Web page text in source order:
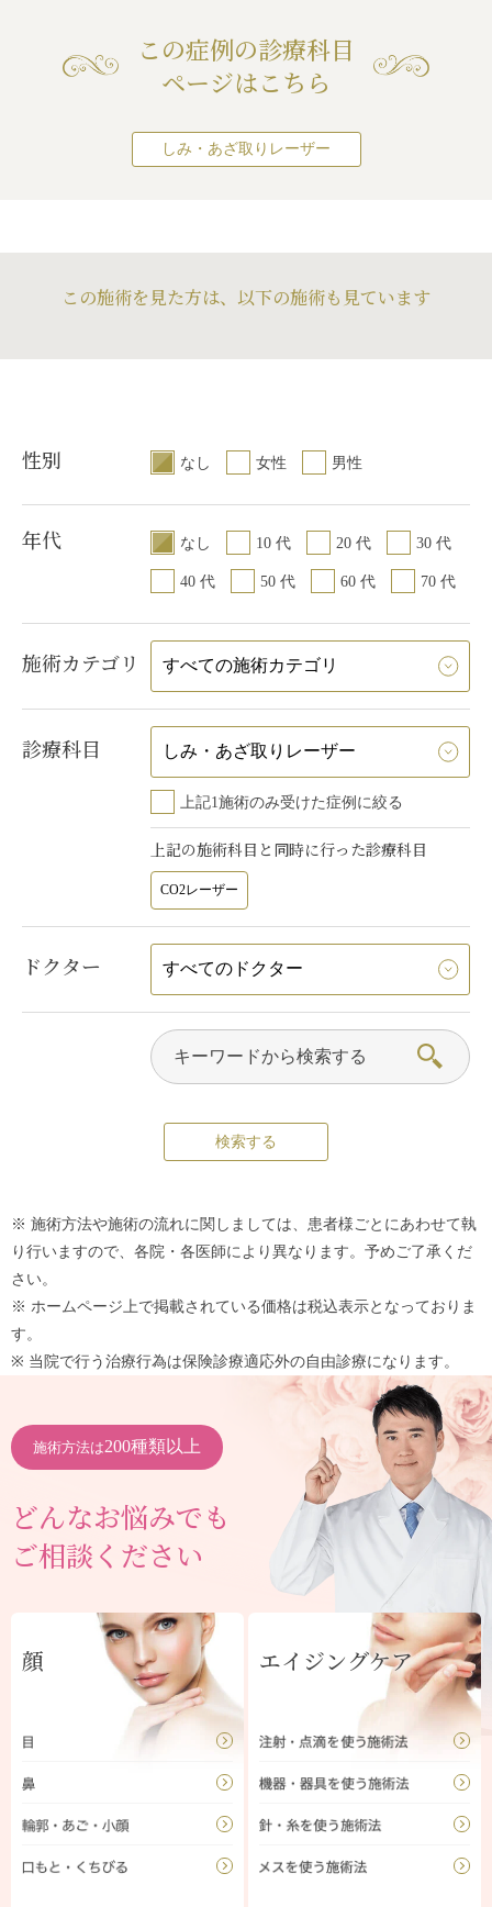
この症例の診療科目
ページはこちら
しみ・あざ取りレーザー
この施術を見た方は、以下の施術も見ています
性別 なし 女性 男性
年代 なし 10 代 20 代 30 代
40 代 50 代 60 代 70 代
施術カテゴリ
診療科目
上記1施術のみ受けた症例に絞る
上記の施術科目と同時に行った診療科目
CO2レーザー
ドクター
※ 施術方法や施術の流れに関しましては、患者様ごとにあわせて執
り行いますので、各院・各医師により異なります。予めご了承くだ
さい。
※ ホームページ上で掲載されている価格は税込表示となっておりま
す。
※ 当院で行う治療行為は保険診療適応外の自由診療になります。
施術方法は200種類以上
どんなお悩みでも
ご相談ください
顔 エイジングケア